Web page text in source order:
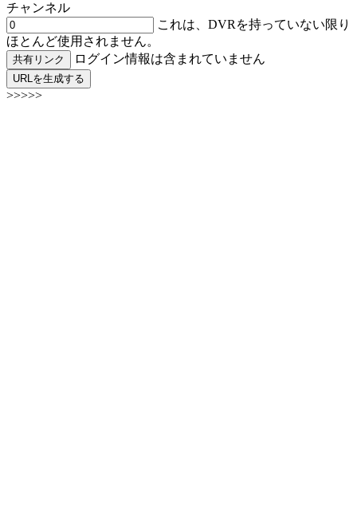
チャンネル
これは、DVRを持っていない限り
ほとんど使用されません。
共有リンク ログイン情報は含まれていません
URLを生成する
>>>>>